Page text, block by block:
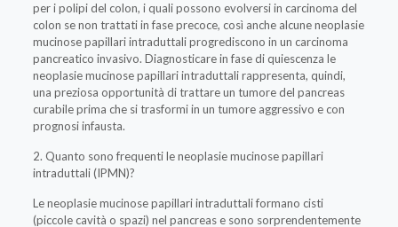
per i polipi del colon, i quali possono evolversi in carcinoma del
colon se non trattati in fase precoce, così anche alcune neoplasie
mucinose papillari intraduttali progrediscono in un carcinoma
pancreatico invasivo. Diagnosticare in fase di quiescenza le
neoplasie mucinose papillari intraduttali rappresenta, quindi,
una preziosa opportunità di trattare un tumore del pancreas
curabile prima che si trasformi in un tumore aggressivo e con
prognosi infausta.
2. Quanto sono frequenti le neoplasie mucinose papillari
intraduttali (IPMN)?
Le neoplasie mucinose papillari intraduttali formano cisti
(piccole cavità o spazi) nel pancreas e sono sorprendentemente